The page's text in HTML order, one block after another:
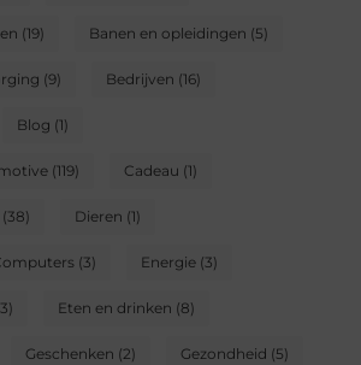
(19) Banen en opleidingen (5)
(9) Bedrijven (16)
Blog (1)
(119) Cadeau (1)
(38) Dieren (1)
(3) Energie(3)
Eten en drinken (8)
Geschenken (2) Gezondheid (5)